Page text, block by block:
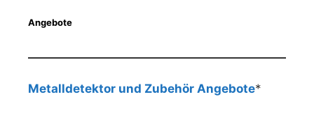
Angebote
Metalldetektor und Zubehör Angebote*